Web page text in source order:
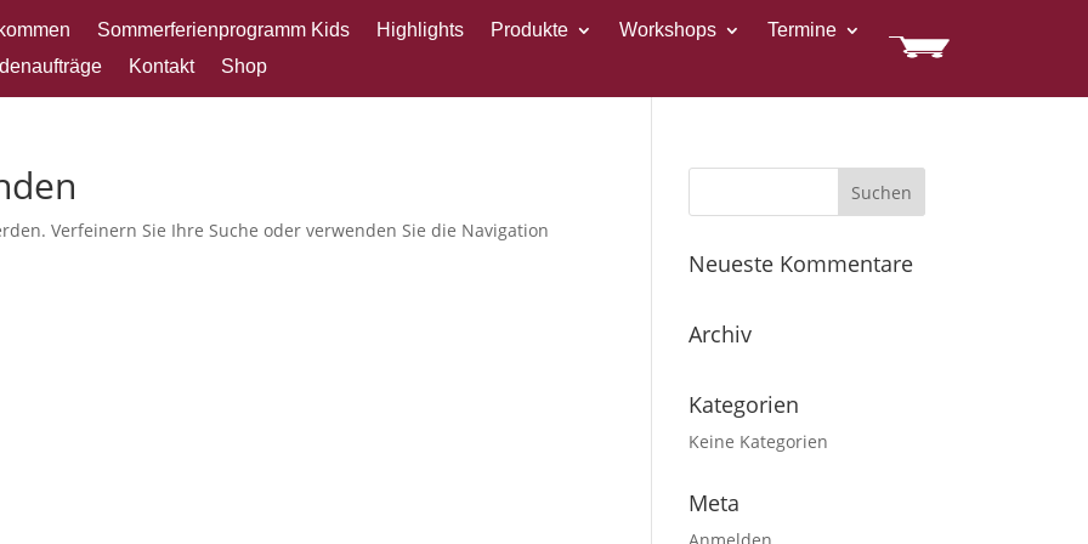
Sommerferienprogramm Kids Highlights Produkte Workshops
Termine
Kontakt Shop
Verfeinern Sie Ihre Suche oder verwenden Sie die Navigation
Neueste Kommentare
Archiv
Kategorien
Keine Kategorien
Meta